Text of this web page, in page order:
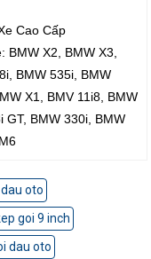
Cao Cấp
BMW X2, BMW X3,
BMW 535i, BMW
X1, BMV 11i8, BMW
GT, BMW 330i, BMW
oto
goi 9 inch
dau oto